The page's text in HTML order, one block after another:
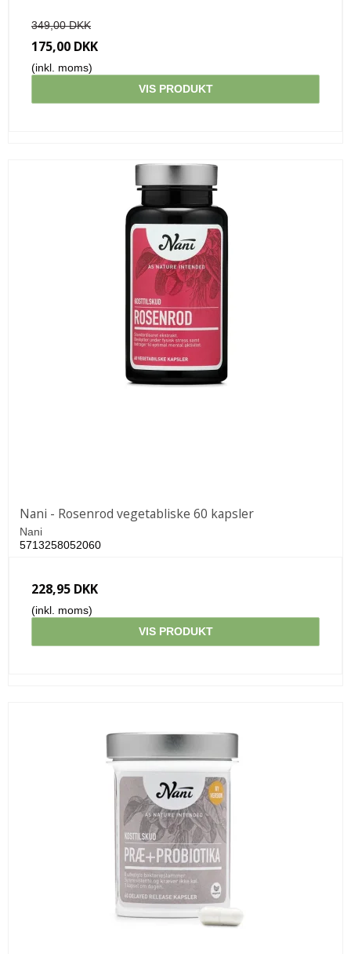
349,00 DKK
175,00 DKK
(inkl. moms)
VIS PRODUKT
Nani - Rosenrod vegetabliske 60 kapsler
Nani
5713258052060
228,95 DKK
(inkl. moms)
VIS PRODUKT